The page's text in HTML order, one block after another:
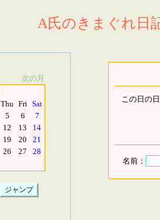
A氏のきまぐれ日
次の月
Thu Fri Sat
5 6
7
12 13
14
19 20
21
26 27
28
この日の
名前：